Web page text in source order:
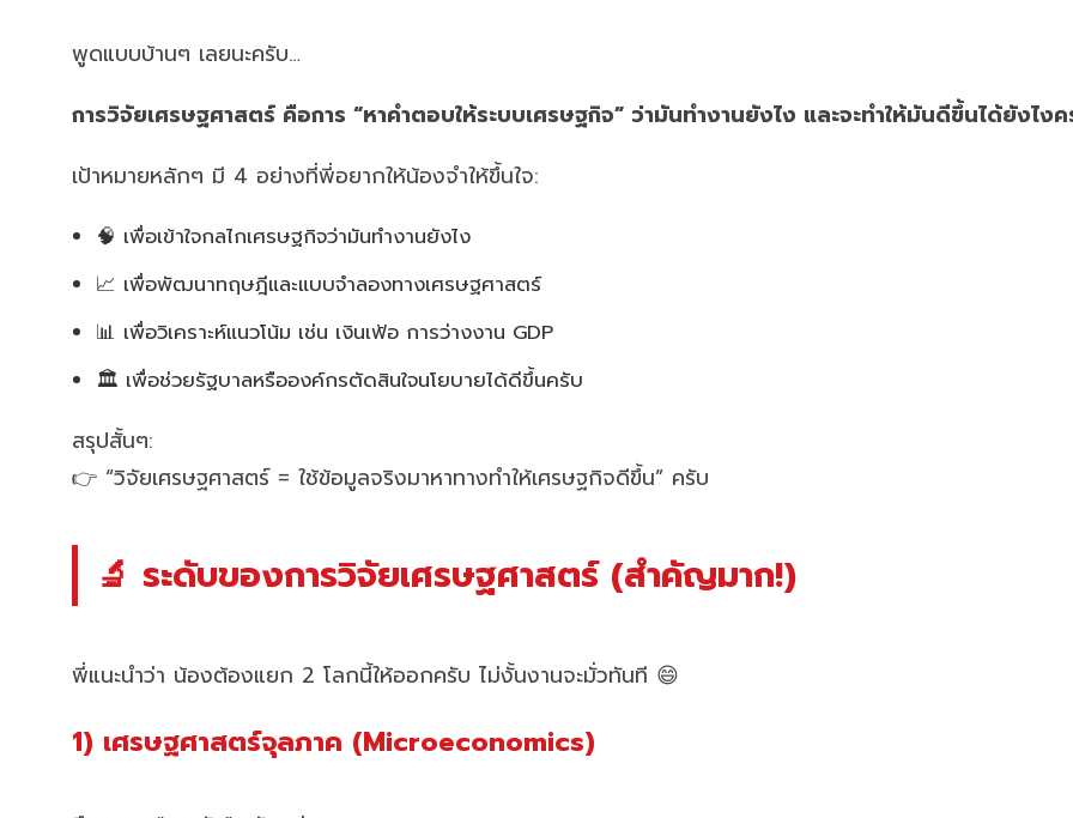
พูดแบบบ้านๆ เลยนะครับ…
การวิจัยเศรษฐศาสตร์ คือการ “หาคำตอบให้ระบบเศรษฐกิจ” ว่ามันทำงานยังไง และจะทำให้มันดีขึ้นได้ยังไง
เป้าหมายหลักๆ มี 4 อย่างที่พี่อยากให้น้องจำให้ขึ้นใจ:
🧠 เพื่อเข้าใจกลไกเศรษฐกิจว่ามันทำงานยังไง
📈 เพื่อพัฒนาทฤษฎีและแบบจำลองทางเศรษฐศาสตร์
📊 เพื่อวิเคราะห์แนวโน้ม เช่น เงินเฟ้อ การว่างงาน GDP
🏛️ เพื่อช่วยรัฐบาลหรือองค์กรตัดสินใจนโยบายได้ดีขึ้นครับ
สรุปสั้นๆ:
👉 “วิจัยเศรษฐศาสตร์ = ใช้ข้อมูลจริงมาหาทางทำให้เศรษฐกิจดีขึ้น” ครับ
🔬 ระดับของการวิจัยเศรษฐศาสตร์ (สำคัญมาก!)
พี่แนะนำว่า น้องต้องแยก 2 โลกนี้ให้ออกครับ ไม่งั้นงานจะมั่วทันที 😄
1) เศรษฐศาสตร์จุลภาค (Microeconomics)